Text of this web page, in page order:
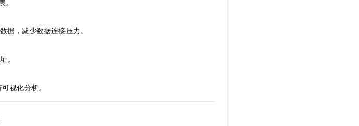
据，减少数据连接压力。
。
视化分析。
R1 满血版